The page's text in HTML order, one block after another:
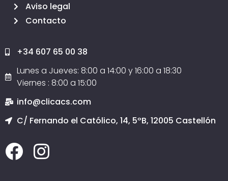
Aviso legal
Contacto
+34 607 65 00 38
Lunes a Jueves: 8:00 a 14:00 y 16:00 a 18:30
Viernes : 8:00 a 15:00
info@clicacs.com
C/ Fernando el Católico, 14, 5ºB, 12005 Castellón